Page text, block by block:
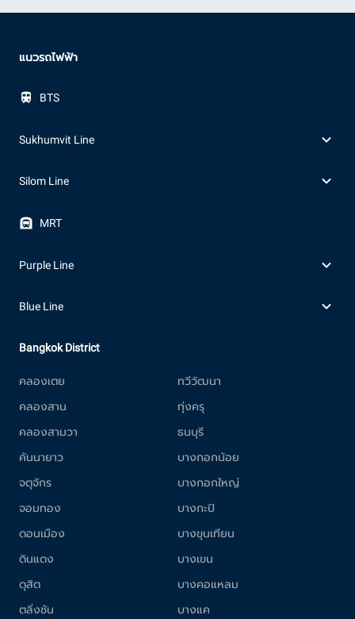
แนวรถไฟฟ้า
BTS
Sukhumvit Line
Silom Line
MRT
Purple Line
Blue Line
Bangkok District
คลองเตย
คลองสาน
คลองสามวา
คันนายาว
จตุจักร
จอมทอง
ดอนเมือง
ดินแดง
ดุสิต
ตลิ่งชัน
ทวีวัฒนา
ทุ่งครุ
ธนบุรี
บางกอกน้อย
บางกอกใหญ่
บางกะปิ
บางขุนเทียน
บางเขน
บางคอแหลม
บางแค